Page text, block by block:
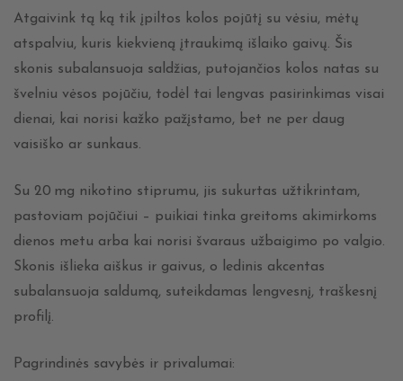
Atgaivink tą ką tik įpiltos kolos pojūtį su vėsiu, mėtų
atspalviu, kuris kiekvieną įtraukimą išlaiko gaivų. Šis
skonis subalansuoja saldžias, putojančios kolos natas su
švelniu vėsos pojūčiu, todėl tai lengvas pasirinkimas visai
dienai, kai norisi kažko pažįstamo, bet ne per daug
vaisiško ar sunkaus.
Su 20 mg nikotino stiprumu, jis sukurtas užtikrintam,
pastoviam pojūčiui – puikiai tinka greitoms akimirkoms
dienos metu arba kai norisi švaraus užbaigimo po valgio.
Skonis išlieka aiškus ir gaivus, o ledinis akcentas
subalansuoja saldumą, suteikdamas lengvesnį, traškesnį
profilį.
Pagrindinės savybės ir privalumai: